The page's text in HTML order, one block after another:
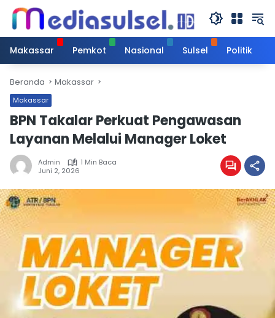
Langsung
konten
Makassar
Pemkot Nasional Sulsel Politik
Beranda Makassar
Makassar
BPN Takalar Perkuat Pengawasan
Layanan Melalui Manager Loket
Admin
1 Min Baca
Juni 2, 2026